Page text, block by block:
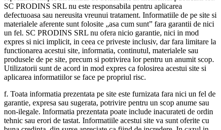
SC PRODINS SRL nu este responsabila pentru aplicarea
defectuoasa sau nereusita vreunui tratament. Informatiile de pe site si
materialele aferente sunt folosite „asa cum sunt” fara garantii de nici
un fel. SC PRODINS SRL nu ofera nicio garantie, nici in mod
expres si nici implicit, in ceea ce priveste inclusiv, dar fara limitare la
functionarea acestui site, informatia, continutul, materialele sau
produsele de pe site, precum si potrivirea lor pentru un anumit scop.
Utilizatorii sunt de acord in mod expres ca folosirea acestui site si
aplicarea informatiilor se face pe propriul risc.
f. Toata informatia prezentata pe site este furnizata fara nici un fel de
garantie, expresa sau sugerata, potrivire pentru un scop anume sau
non-ilegale. Informatia prezentata poate include inacurateti de ordin
tehnic sau erori de tastat. Informatiile acestui site va sunt oferite cu